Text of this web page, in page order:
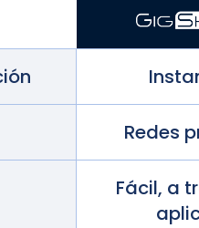
Redes
Fácil, a